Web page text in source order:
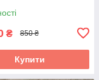
₴ 850 ₴
Купити